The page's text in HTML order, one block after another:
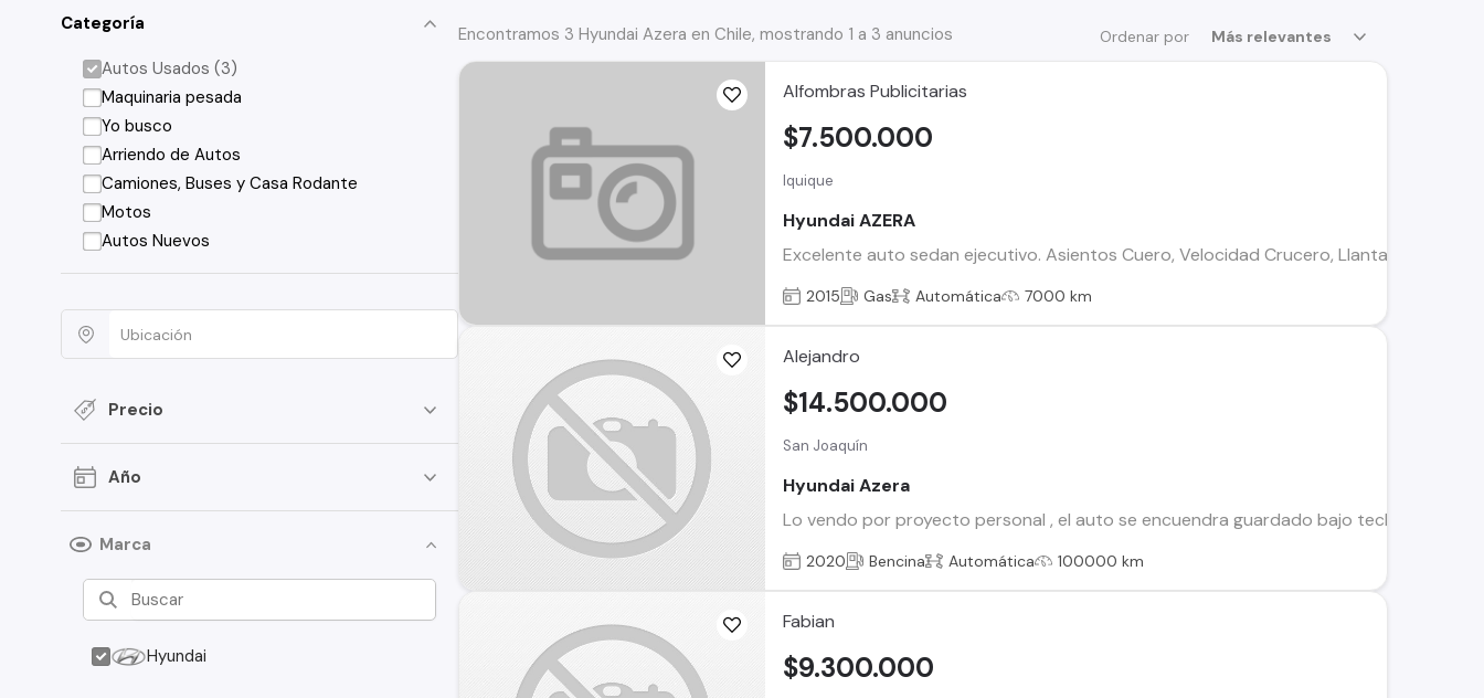
Categoría
Autos Usados (3)
Maquinaria pesada
Yo busco
Arriendo de Autos
Camiones, Buses y Casa Rodante
Motos
Autos Nuevos
Precio
Año
Marca
Hyundai
Ordenar por Más relevantes
Encontramos 3 Hyundai Azera en Chile, mostrando 1 a 3 anuncios
Alfombras Publicitarias
Iquique
Hyundai AZERA
Excelente auto sedan ejecutivo. Asientos Cuero, Velocidad Crucero, Llantas 18 ,
$7.500.000
2015 Gas Automática 7000 km
Alejandro
San Joaquín
Hyundai Azera
Lo vendo por proyecto personal , el auto se encuendra guardado bajo techo .... auto
$14.500.000
2020 Bencina Automática 100000 km
Fabian
$9.300.000